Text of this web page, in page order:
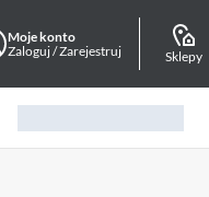
Moje konto
Zaloguj / Zarejestruj
Sklepy